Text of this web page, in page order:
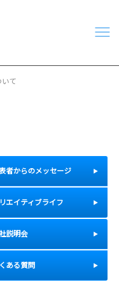
て
者からのメッセージ
エイティブライフ
説明会
ある質問